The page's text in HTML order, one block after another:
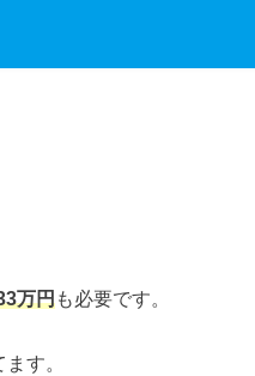
万円も必要です。
す。